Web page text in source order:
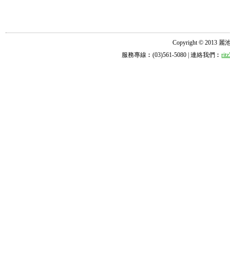
Copyright © 2013 麗
服務專線︰(03)561-5080 | 連絡我們︰